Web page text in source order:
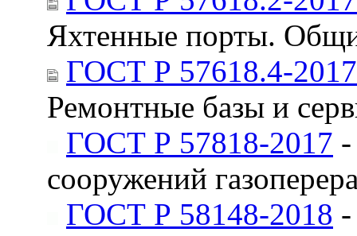
Яхтенные порты.
ГОСТ Р 57618.4-2017
Ремонтные базы и
ГОСТ Р 57818-2017
сооружений
ГОСТ Р 58148-2018